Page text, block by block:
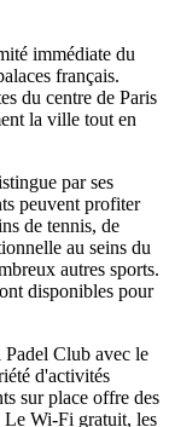
immédiate du
français.
du centre de Paris
la ville tout en
par ses
peuvent profiter
de tennis, de
au seins du
autres sports.
disponibles pour
Padel Club avec le
d'activités
sur place offre des
Le Wi-Fi gratuit, les